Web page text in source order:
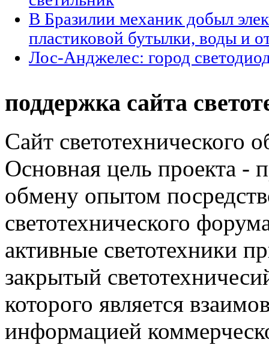
В Бразилии механик добыл
пластиковой бутылки, воды и
Лос-Анджелес: город
поддержка сайта
Сайт светотехнического
Основная цель проекта -
обмену опытом
светотехнического
активные светотехники
закрытый
которого является
информацией